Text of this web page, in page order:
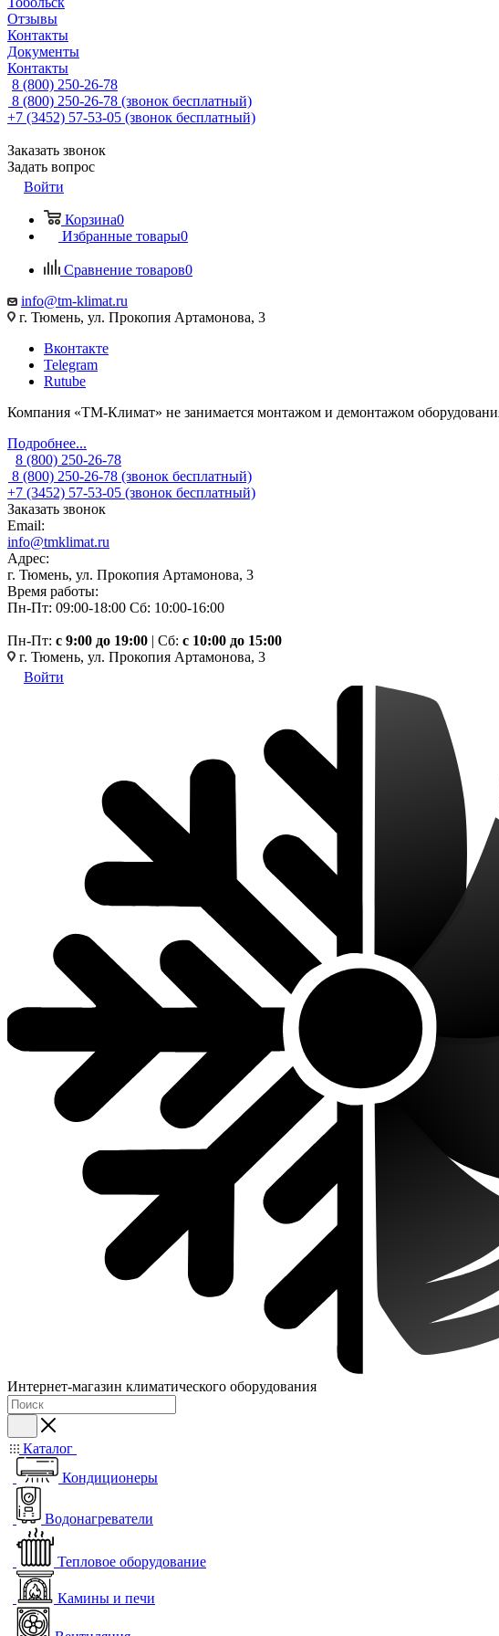
Отзывы
Контакты
Документы
Контакты
8 (800) 250-26-78
8 (800) 250-26-78 (звонок бесплатный)
+7 (3452) 57-53-05 (звонок бесплатный)
Заказать звонок
Задать вопрос
Войти
Корзина0
Избранные товары0
Сравнение товаров0
info@tm-klimat.ru
г. Тюмень, ул. Прокопия Артамонова, 3
Вконтакте
Telegram
Rutube
Компания «ТМ-Климат» не занимается монтажом и демонтажом
Подробнее...
8 (800) 250-26-78
8 (800) 250-26-78 (звонок бесплатный)
+7 (3452) 57-53-05 (звонок бесплатный)
Заказать звонок
Email:
info@tmklimat.ru
Адрес:
г. Тюмень, ул. Прокопия Артамонова, 3
Время работы:
Пн-Пт: 09:00-18:00 Сб: 10:00-16:00
Пн-Пт: c 9:00 до 19:00 | Сб: с 10:00 до 15:00
г. Тюмень, ул. Прокопия Артамонова, 3
Войти
Интернет-магазин климатического оборудования
Каталог
Кондиционеры
Водонагреватели
Тепловое оборудование
Камины и печи